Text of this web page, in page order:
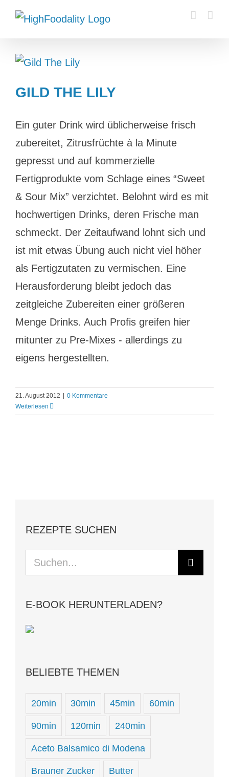
Zum
Inhalt
GILD THE LILY
Ein guter Drink wird üblicherweise frisch
zubereitet, Zitrusfrüchte à la Minute
gepresst und auf kommerzielle
Fertigprodukte vom Schlage eines “Sweet
& Sour Mix” verzichtet. Belohnt wird es mit
hochwertigen Drinks, deren Frische man
schmeckt. Der Zeitaufwand lohnt sich und
ist mit etwas Übung auch nicht viel höher
als Fertigzutaten zu vermischen. Eine
Herausforderung bleibt jedoch das
zeitgleiche Zubereiten einer größeren
Menge Drinks. Auch Profis greifen hier
mitunter zu Pre-Mixes - allerdings zu
eigens hergestellten.
21. August 2012
0 Kommentare
Weiterlesen
REZEPTE SUCHEN
Suche
nach:
E-BOOK HERUNTERLADEN?
BELIEBTE THEMEN
20min 30min 45min 60min
90min 120min 240min
Aceto Balsamico di Modena
Brauner Zucker Butter